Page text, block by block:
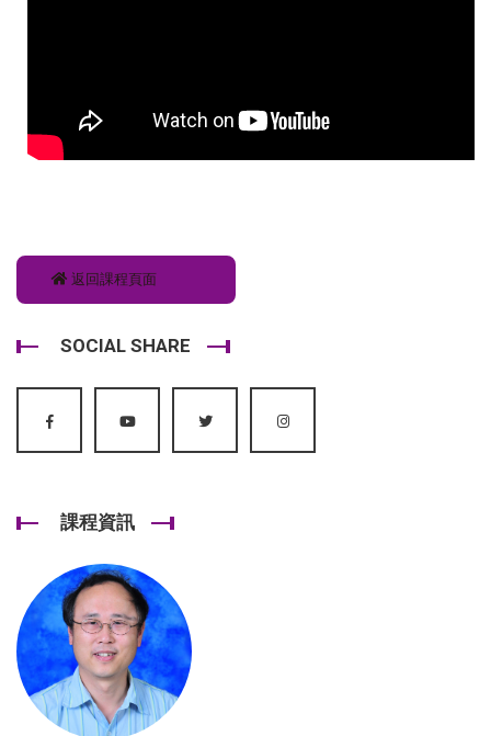
返回課程頁面
SOCIAL SHARE
課程資訊